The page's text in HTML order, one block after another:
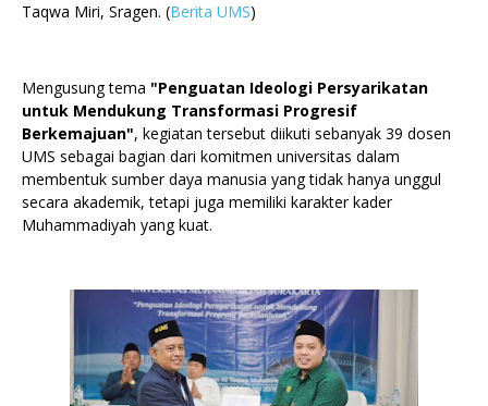
Taqwa Miri, Sragen. (Berita UMS)
Mengusung tema "Penguatan Ideologi Persyarikatan
untuk Mendukung Transformasi Progresif
Berkemajuan", kegiatan tersebut diikuti sebanyak 39 dosen
UMS sebagai bagian dari komitmen universitas dalam
membentuk sumber daya manusia yang tidak hanya unggul
secara akademik, tetapi juga memiliki karakter kader
Muhammadiyah yang kuat.